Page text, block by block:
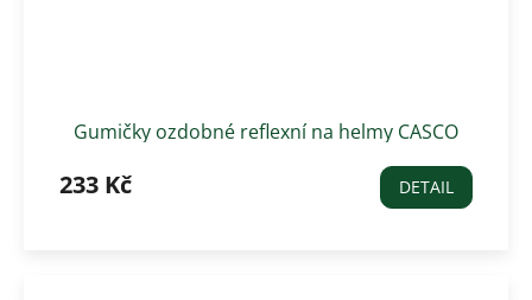
Gumičky ozdobné reflexní na helmy CASCO
233 Kč DETAIL